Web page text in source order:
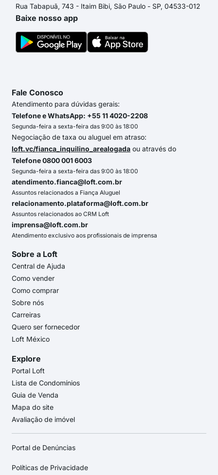
Rua Tabapuã, 743 - Itaim Bibi, São Paulo - SP, 04533-012
Baixe nosso app
Fale Conosco
Atendimento para dúvidas gerais:
Telefone e WhatsApp: +55 11 4020-2208
Segunda-feira a sexta-feira das 9:00 às 18:00
Negociação de taxa ou aluguel em atraso:
loft.vc/fianca_inquilino_arealogada ou através do
Telefone 0800 001 6003
Segunda-feira a sexta-feira das 9:00 às 18:00
atendimento.fianca@loft.com.br
Assuntos relacionados a Fiança Aluguel
relacionamento.plataforma@loft.com.br
Assuntos relacionados ao CRM Loft
imprensa@loft.com.br
Atendimento exclusivo aos profissionais de imprensa
Sobre a Loft
Central de Ajuda
Como vender
Como comprar
Sobre nós
Carreiras
Quero ser fornecedor
Loft México
Explore
Portal Loft
Lista de Condomínios
Guia de Venda
Mapa do site
Avaliação de imóvel
Portal de Denúncias
Políticas de Privacidade